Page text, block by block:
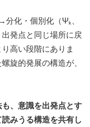
化・個別化（Ψₖ、
発点と同じ場所に戻
高い段階にありま
旋的発展の構造が、
、意識を出発点とす
みうる構造を共有し